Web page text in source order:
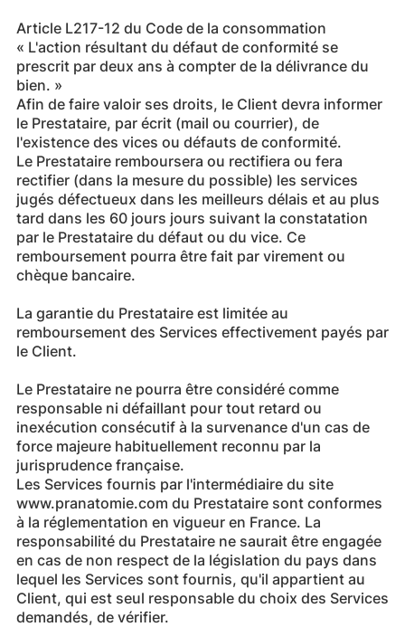
Article L217-12 du Code de la consommation
« L'action résultant du défaut de conformité se
prescrit par deux ans à compter de la délivrance du
bien. »
Afin de faire valoir ses droits, le Client devra informer
le Prestataire, par écrit (mail ou courrier), de
l'existence des vices ou défauts de conformité.
Le Prestataire remboursera ou rectifiera ou fera
rectifier (dans la mesure du possible) les services
jugés défectueux dans les meilleurs délais et au plus
tard dans les 60 jours jours suivant la constatation
par le Prestataire du défaut ou du vice. Ce
remboursement pourra être fait par virement ou
chèque bancaire.
La garantie du Prestataire est limitée au
remboursement des Services effectivement payés par
le Client.
Le Prestataire ne pourra être considéré comme
responsable ni défaillant pour tout retard ou
inexécution consécutif à la survenance d'un cas de
force majeure habituellement reconnu par la
jurisprudence française.
Les Services fournis par l'intermédiaire du site
www.pranatomie.com du Prestataire sont conformes
à la réglementation en vigueur en France. La
responsabilité du Prestataire ne saurait être engagée
en cas de non respect de la législation du pays dans
lequel les Services sont fournis, qu'il appartient au
Client, qui est seul responsable du choix des Services
demandés, de vérifier.